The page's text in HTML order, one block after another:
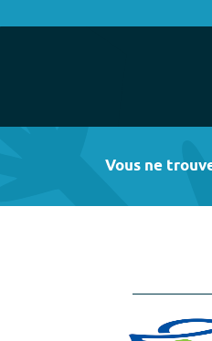
Vous ne